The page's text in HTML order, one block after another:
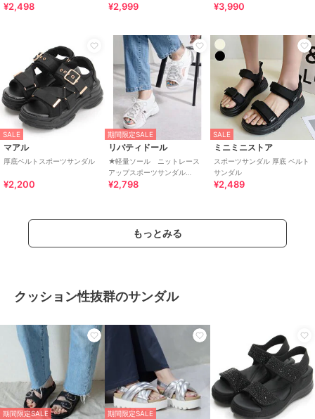
¥2,498 ¥2,999 ¥3,990
SALE
マアル
厚底ベルトスポーツサンダル
¥2,200
期間限定SALE
リバティドール
★軽量ソール ニットレース
アップスポーツサンダル
★4186
¥2,798
SALE
ミニミニストア
スポーツサンダル 厚底 ベルト
サンダル
¥2,489
もっとみる
クッション性抜群のサンダル
期間限定SALE
期間限定SALE